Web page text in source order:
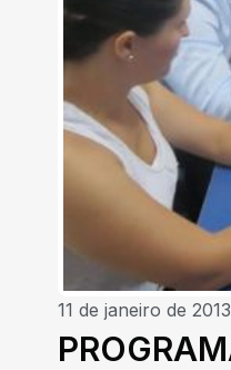
11 de janeiro de 2013